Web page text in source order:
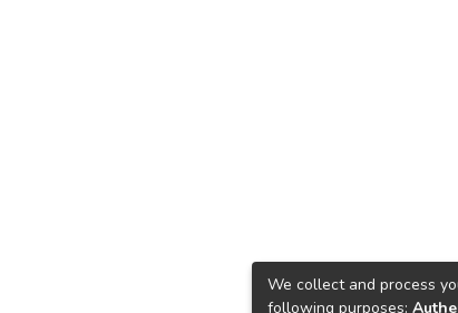
We collect and process
following purposes: